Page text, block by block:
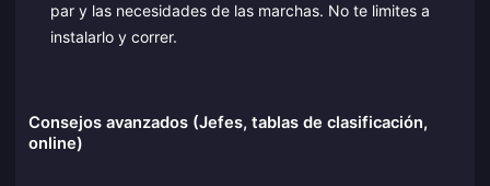
par y las necesidades de las marchas. No te limites a
instalarlo y correr.
Consejos avanzados (Jefes, tablas de clasificación,
online)